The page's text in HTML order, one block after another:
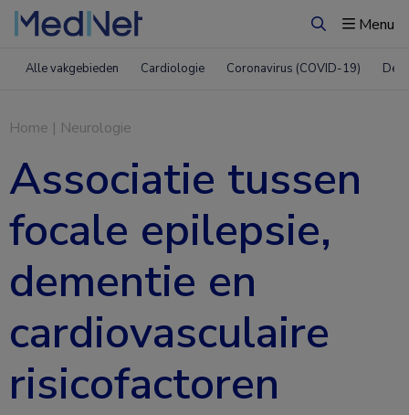
ZoekenMenu
Alle vakgebieden Cardiologie Coronavirus (COVID-19)
Home | Neurologie
Associatie tussen
focale epilepsie,
dementie en
cardiovasculaire
risicofactoren